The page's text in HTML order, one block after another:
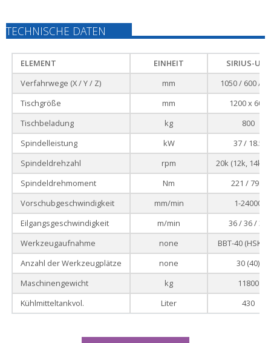
TECHNISCHE DATEN
ELEMENT EINHEIT
SIRIUS-UL+
Verfahrwege (X / Y / Z)
mm
1050 / 600 /
Tischgröße
mm
1200 x 600
Tischbeladung
kg
800
Spindelleistung
kW
37 / 18.5
Spindeldrehzahl
rpm
20k (12k, 14k,
Spindeldrehmoment
Nm
221 / 79.6
Vorschubgeschwindigkeit
mm/min
1-24000
Eilgangsgeschwindigkeit
m/min
36 / 36 / 36
Werkzeugaufnahme
none
BBT-40 (HSK-
Anzahl der Werkzeugplätze
none
30 (40)
Maschinengewicht
kg
11800
Kühlmitteltankvol.
Liter 430